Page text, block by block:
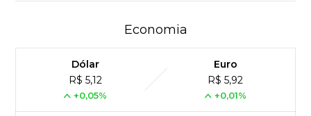
Economia
Dólar
R$ 5,12
+0,05%
Euro
R$ 5,92
+0,01%